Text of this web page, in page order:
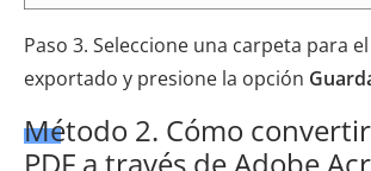
Paso 3. Seleccione una carpeta para
exportado y presione la opción
Método 2. Cómo
PDF a través de Adobe